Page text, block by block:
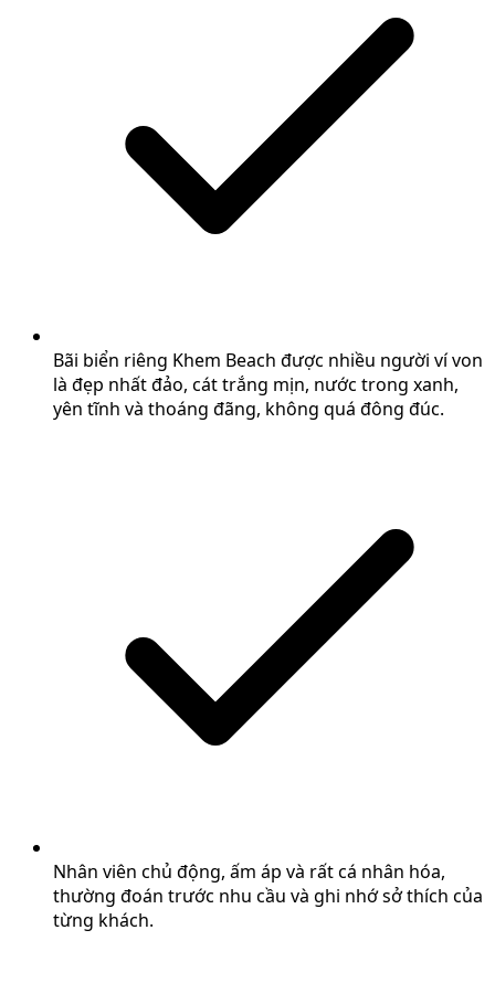
Bãi biển riêng Khem Beach được nhiều người ví von
là đẹp nhất đảo, cát trắng mịn, nước trong xanh,
yên tĩnh và thoáng đãng, không quá đông đúc.
Nhân viên chủ động, ấm áp và rất cá nhân hóa,
thường đoán trước nhu cầu và ghi nhớ sở thích của
từng khách.